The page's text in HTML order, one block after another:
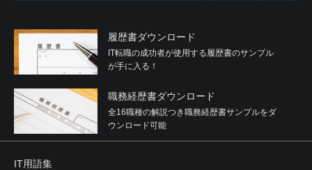
履歴書ダウンロード
IT転職の成功者が使用する履歴書のサンプル
が手に入る！
職務経歴書ダウンロード
全16職種の解説つき職務経歴書サンプルをダ
ウンロード可能
IT用語集